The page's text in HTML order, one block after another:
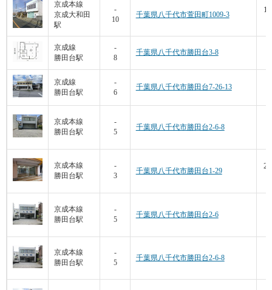
京成本線
京成大和田
駅
-
10
千葉県八千代市萱田町1009-3
京成線
勝田台駅
-
8
千葉県八千代市勝田台3-8
京成線
勝田台駅
-
6
千葉県八千代市勝田台7-26-13
京成本線
勝田台駅
-
5
千葉県八千代市勝田台2-6-8
京成本線
勝田台駅
-
3
千葉県八千代市勝田台1-29
京成本線
勝田台駅
-
5
千葉県八千代市勝田台2-6
京成本線
勝田台駅
-
5
千葉県八千代市勝田台2-6-8